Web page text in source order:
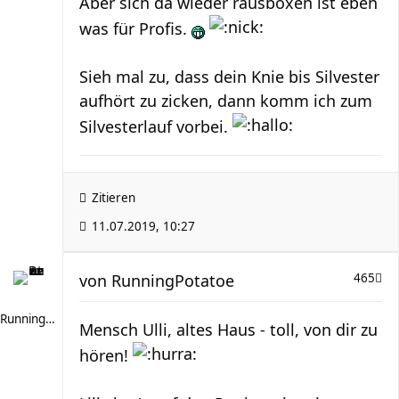
was für Profis.
Sieh mal zu, dass dein Knie bis Silvester
aufhört zu zicken, dann komm ich zum
Silvesterlauf vorbei.
Zitieren
11.07.2019, 10:27
RunningPotatoe
465
von RunningPotatoe
Mensch Ulli, altes Haus - toll, von dir zu
hören!